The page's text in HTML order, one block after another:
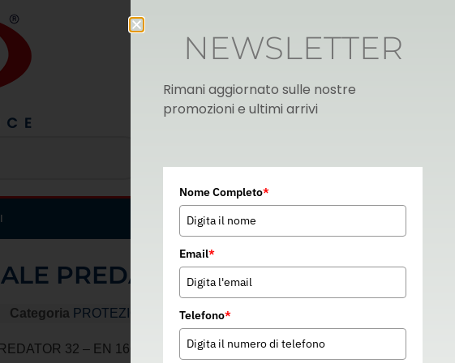
PREDATOR 32
Categoria PROTEZIONE VISTA
32 – EN 166 – EN 170 – U00056X
NEWSLETTER
Rimani aggiornato sulle nostre
promozioni e ultimi arrivi
Nome Completo*
Email*
Telefono*